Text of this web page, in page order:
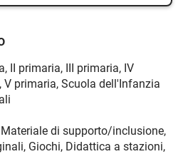
, II primaria, III primaria, IV
, V primaria, Scuola dell'Infanzia
Materiale di supporto/inclusione,
Giochi, Didattica a stazioni,